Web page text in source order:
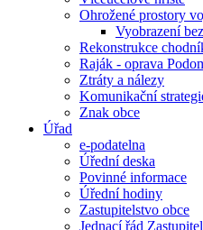
Ohrožené prostory
Vyobrazení
Rekonstrukce
Raják - oprava
Ztráty a nálezy
Komunikační
Znak obce
Úřad
e-podatelna
Úřední deska
Povinné informace
Úřední hodiny
Zastupitelstvo obce
Jednací řád